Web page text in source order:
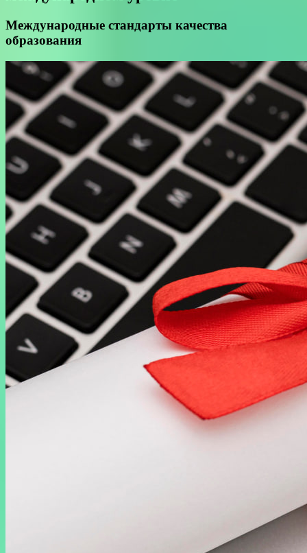
Международные стандарты качества
образования